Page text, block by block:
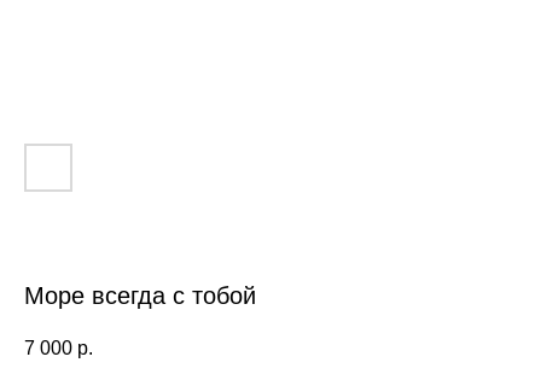
Море всегда с тобой
7 000 р.